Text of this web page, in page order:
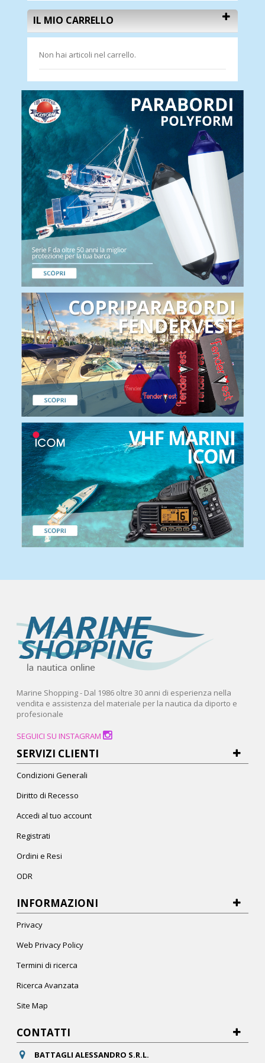
IL MIO CARRELLO
Non hai articoli nel carrello.
Marine Shopping - Dal 1986 oltre 30 anni di esperienza nella
vendita e assistenza del materiale per la nautica da diporto e
profesionale
SEGUICI SU INSTAGRAM
SERVIZI CLIENTI
Condizioni Generali
Diritto di Recesso
Accedi al tuo account
Registrati
Ordini e Resi
ODR
INFORMAZIONI
Privacy
Web Privacy Policy
Termini di ricerca
Ricerca Avanzata
Site Map
CONTATTI
BATTAGLI ALESSANDRO S.R.L.